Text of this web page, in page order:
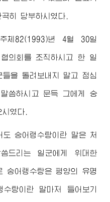
히 당부하시였다.
체82(1993)년 4월 30일
의회를 조직하시고 한 일
을 돌려보내지 말고 점심
씀하시고 문득 그에게 숭
였다.
도 숭어랭수탕이란 말은 처
드리는 일군에게 위대한
숭어랭수탕은 평양의 유명
탕이란 말마저 들어보기